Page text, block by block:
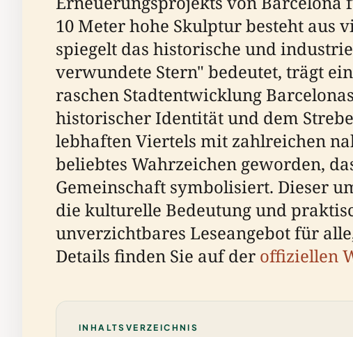
10 Meter hohe Skulptur besteht aus
spiegelt das historische und
verwundete Stern" bedeutet, trägt
raschen Stadtentwicklung
historischer Identität und dem
lebhaften Viertels mit zahlreichen
beliebtes Wahrzeichen geworden,
Gemeinschaft symbolisiert. Dieser
die kulturelle Bedeutung und
unverzichtbares Leseangebot für
Details finden Sie auf der offiziellen
INHALTSVERZEICHNIS